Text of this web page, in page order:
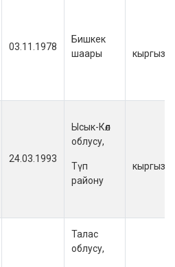
03.11.1978
Бишкек
шаары
кыргыз
24.03.1993
Ысык-Көл
облусу,
Түп
району
кыргыз
Талас
облусу,